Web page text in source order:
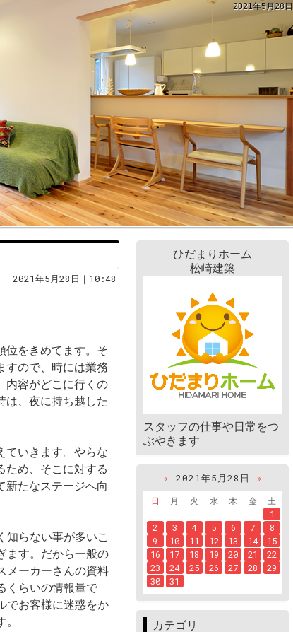
2021年5月28日
2021年5月28日｜10:48
位をきめてます。そ
すので、時には業務
内容がどこに行くの
は、夜に持ち越した
ていきます。やらな
ため、そこに対する
新たなステージへ向
知らない事が多いこ
ます。だから一般の
メーカーさんの資料
くらいの情報量で
でお客様に迷惑をか
ひだまりホーム
松崎建築
スタッフの仕事や日常をつ
ぶやきます
« 2021年5月28日
»
日
月 火 水 木 金
土
1
2
3 4 5 6 7
8
9
10 11 12 13 14
15
16
17 18 19 20 21
22
23
24 25 26 27 28
29
30
31
カテゴリ